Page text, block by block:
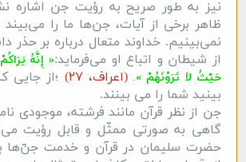
نیز به طور صریح به رؤیت جن اشاره
ظاهر برخی از آیات، جن‌ها ما را می‌بیند
نمی‌بینیم. خداوند متعال درباره بر حذر
از شیطان و اتباع او می‌فرماید:« إِنَّهُ
حَیْثُ لاَ تَرَوْنَهُمْ ».(اعراف، ۲۷)
؛از جایی
بینید شما را می بینند.
جن از نظر قرآن مانند فرشته، موجودی
گاهی به صورتی ممثّل و قابل رؤیت
حضرت سلیمان در قرآن و خدمت جنّ‌ها